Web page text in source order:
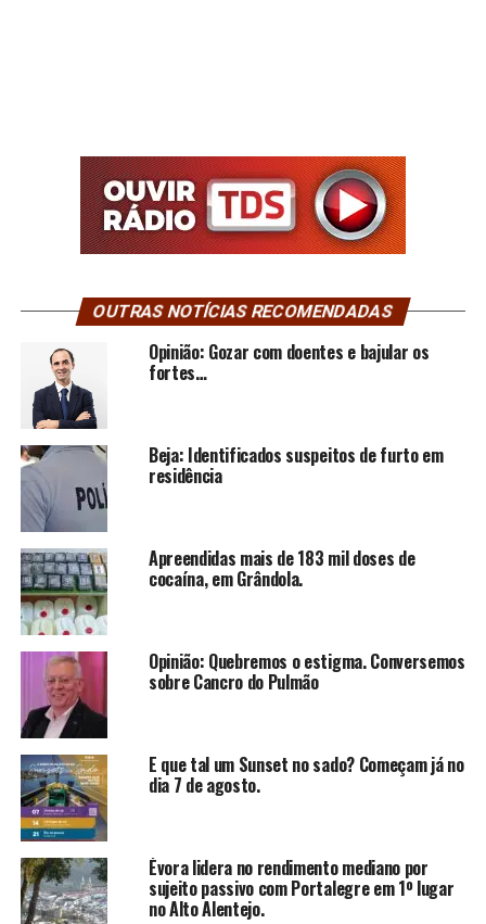
OUTRAS NOTÍCIAS RECOMENDADAS
Opinião: Gozar com doentes e bajular os
fortes…
Beja: Identificados suspeitos de furto em
residência
Apreendidas mais de 183 mil doses de
cocaína, em Grândola.
Opinião: Quebremos o estigma. Conversemos
sobre Cancro do Pulmão
E que tal um Sunset no sado? Começam já no
dia 7 de agosto.
Évora lidera no rendimento mediano por
sujeito passivo com Portalegre em 1º lugar
no Alto Alentejo.